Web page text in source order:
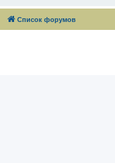
Список форумов